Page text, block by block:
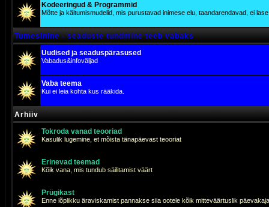
Kodeeringud & Programmid
Mõtte ja käitumismudelid, mis purustavad inimese elu, taandarendavad, ei
Tumesinine - seaduste tundmine teeb vabaks
Uudised ja seaduspärasused
Vabadus&infoväljad
Vaba teema
Kui ei leia kohta kus rääkida.
Arhiiv
Tokroda vanad teooriad
Kasulik lugemine, et mõista tänapäevast teooriat
Erinevad teemad
Kõik vana, mis tundub säilitamist väärt
Prügikast
Enne lõplikku äraviskamist pannakse siia ootele kõik mitteväärtuslik